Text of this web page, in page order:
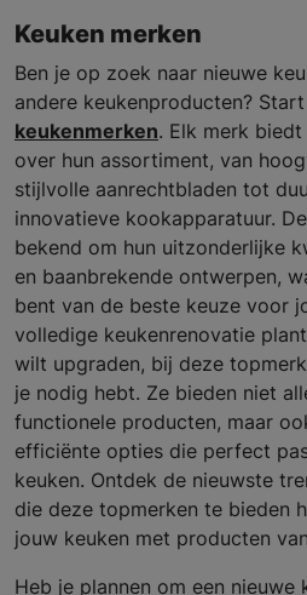
Keuken merken
Ben je op zoek naar nieuwe
andere keukenproducten?
keukenmerken. Elk merk
over hun assortiment, van
stijlvolle aanrechtbladen tot
innovatieve kookapparatuur.
bekend om hun uitzonderlijke
en baanbrekende ontwerpen,
bent van de beste keuze voor
volledige keukenrenovatie
wilt upgraden, bij deze
je nodig hebt. Ze bieden niet
functionele producten, maar
efficiënte opties die perfect
keuken. Ontdek de nieuwste
die deze topmerken te bieden
jouw keuken met producten
Heb je plannen om een